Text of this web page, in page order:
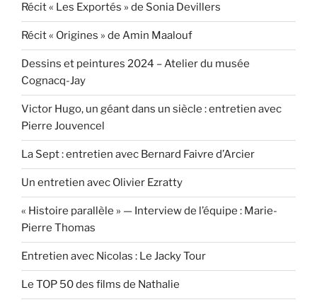
Récit « Les Exportés » de Sonia Devillers
Récit « Origines » de Amin Maalouf
Dessins et peintures 2024 – Atelier du musée
Cognacq-Jay
Victor Hugo, un géant dans un siècle : entretien avec
Pierre Jouvencel
La Sept : entretien avec Bernard Faivre d’Arcier
Un entretien avec Olivier Ezratty
« Histoire parallèle » — Interview de l’équipe : Marie-
Pierre Thomas
Entretien avec Nicolas : Le Jacky Tour
Le TOP 50 des films de Nathalie